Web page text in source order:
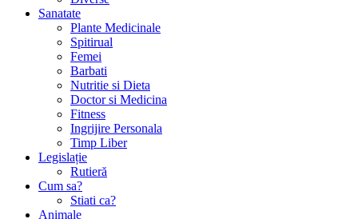
Sanatate
Plante Medicinale
Spitirual
Femei
Barbati
Nutritie si Dieta
Doctor si Medicina
Fitness
Ingrijire Personala
Timp Liber
Legislație
Rutieră
Cum sa?
Stiati ca?
Animale